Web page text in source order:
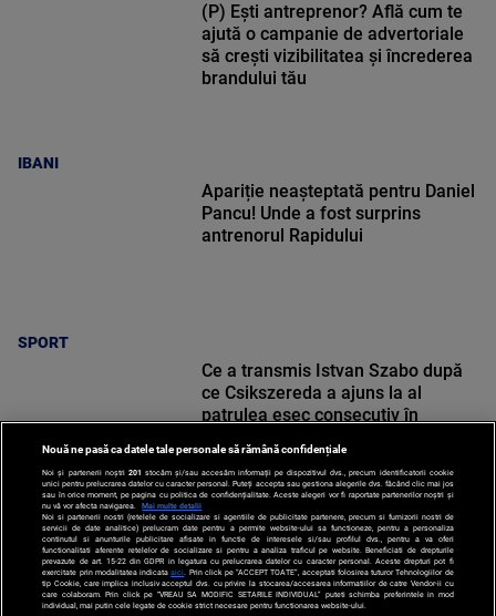
IBANI
(P) Ești antreprenor? Află cum te
ajută o campanie de advertoriale
să crești vizibilitatea și încrederea
brandului tău
SPORT
Apariție neașteptată pentru Daniel
Pancu! Unde a fost surprins
antrenorul Rapidului
SPORT
Ce a transmis Istvan Szabo după
ce Csikszereda a ajuns la al
patrulea eșec consecutiv în
Nouă ne pasă ca datele tale personale să rămână confidențiale
Noi și partenerii noștri 201 stocăm și/sau accesăm informații pe dispozitivul dvs., precum identificatorii cookie
unici pentru prelucrarea datelor cu caracter personal. Puteți accepta sau gestiona alegerile dvs. făcând clic mai jos
sau în orice moment, pe pagina cu politica de confidențialitate. Aceste alegeri vor fi raportate partenerilor noștri și
nu vă vor afecta navigarea.
Mai multe detalii
Noi si partenerii nostri (retelele de socializare si agentiile de publicitate partenere, precum si furnizorii nostri de
servicii de date analitice) prelucram date pentru a permite website-ului sa functioneze, pentru a personaliza
continutul si anunturile publicitare afisate in functie de interesele si/sau profilul dvs., pentru a va oferi
functionalitati aferente retelelor de socializare si pentru a analiza traficul pe website. Beneficiati de drepturile
prevazute de art. 15-22 din GDPR in legatura cu prelucrarea datelor cu caracter personal. Aceste drepturi pot fi
exercitate prin modalitatea indicataaici . Prin click pe “ACCEPT TOATE”, acceptati folosirea tuturor Tehnologiilor de
tip Cookie, care implica inclusiv acceptul dvs. cu privire la stocarea/accesarea informatiilor de catre Vendor-ii cu
care colaboram. Prin click pe “VREAU SA MODIFIC SETARILE INDIVIDUAL” puteti schimba preferintele in mod
individual, mai putin cele legate de cookie strict necesare pentru functionarea website-ului.